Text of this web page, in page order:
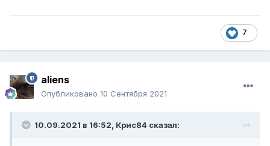
7
aliens
Опубликовано 10 Сентября 2021
10.09.2021 в 16:52, Крис84 сказал: